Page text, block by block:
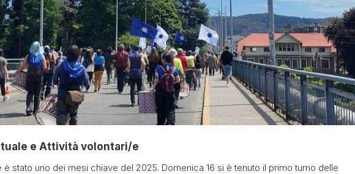
e Attività volontari/e
è stato uno dei mesi chiave del 2025. Domenica 16 si è tenuto il primo turno delle